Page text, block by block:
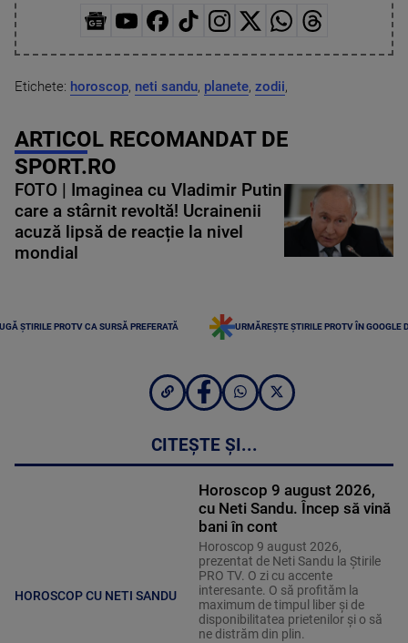
Etichete: horoscop, neti sandu, planete, zodii,
ARTICOL RECOMANDAT DE
SPORT.RO
FOTO | Imaginea cu Vladimir Putin
care a stârnit revoltă! Ucrainenii
acuză lipsă de reacție la nivel
mondial
ȘTIRILE PROTV CA SURSĂ PREFERATĂ URMĂREȘTE ȘTIRILE PROTV ÎN GOOGLE
CITEȘTE ȘI...
HOROSCOP CU NETI SANDU
Horoscop 9 august 2026,
cu Neti Sandu. Încep să vină
bani în cont
Horoscop 9 august 2026,
prezentat de Neti Sandu la Știrile
PRO TV. O zi cu accente
interesante. O să profităm la
maximum de timpul liber și de
disponibilitatea prietenilor și o să
ne distrăm din plin.